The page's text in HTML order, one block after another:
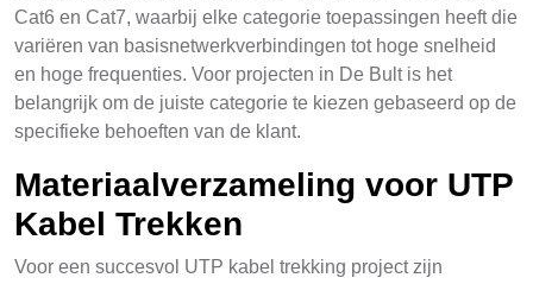
Cat6 en Cat7, waarbij elke categorie toepassingen heeft die
variëren van basisnetwerkverbindingen tot hoge snelheid
en hoge frequenties. Voor projecten in De Bult is het
belangrijk om de juiste categorie te kiezen gebaseerd op de
specifieke behoeften van de klant.
Materiaalverzameling voor UTP
Kabel Trekken
Voor een succesvol UTP kabel trekking project zijn